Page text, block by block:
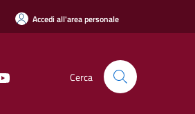
Accedi all'area personale
Cerca